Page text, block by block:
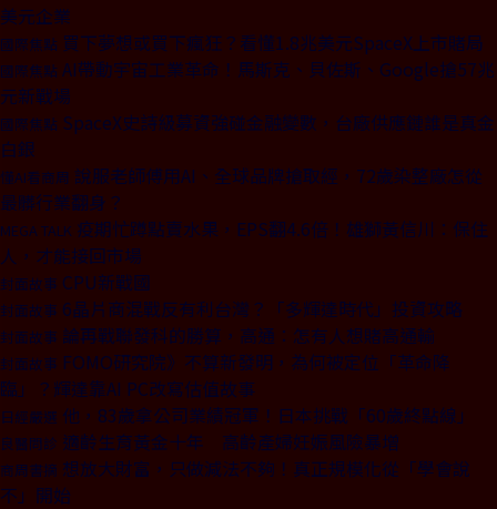
美元企業
國際焦點 買下夢想或買下瘋狂？看懂1.8兆美元SpaceX上市賭局
國際焦點 AI帶動宇宙工業革命！馬斯克、貝佐斯、Google搶57兆
元新戰場
國際焦點 SpaceX史詩級募資強碰金融變數，台廠供應鏈誰是真金
白銀
懂AI看商周 說服老師傅用AI、全球品牌搶取經，72歲染整廠怎從
最髒行業翻身？
MEGA TALK 疫期忙蹲點賣水果，EPS翻4.6倍！雄獅黃信川：保住
人，才能接回市場
封面故事 CPU新戰國
封面故事 6晶片商混戰反有利台灣？「多輝達時代」投資攻略
封面故事 論再戰聯發科的勝算，高通：怎有人想賭高通輸
封面故事 FOMO研究院》不算新發明，為何被定位「革命降
臨」？輝達靠AI PC改寫估值故事
日經嚴選 他，83歲拿公司業績冠軍！日本挑戰「60歲終點線」
良醫問診 適齡生育黃金十年 高齡產婦妊娠風險暴增
商周書摘 想放大財富，只做減法不夠！真正規模化從「學會說
不」開始